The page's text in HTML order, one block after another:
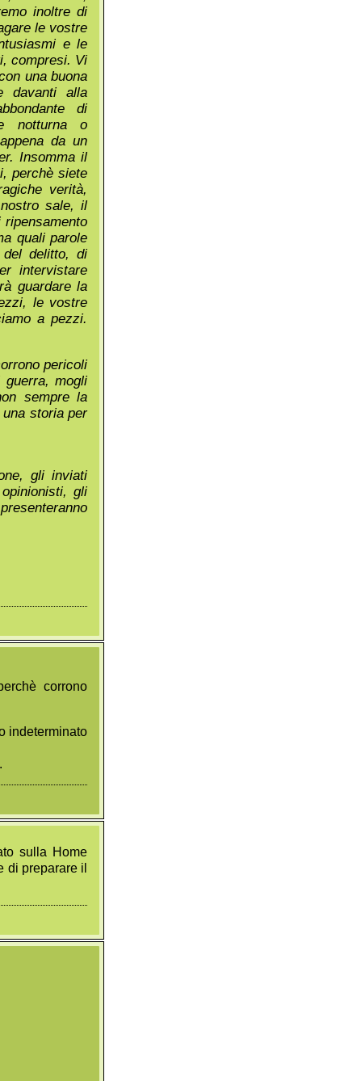
inoltre di
le vostre
e le
compresi. Vi
una buona
davanti alla
di
notturna o
da un
Insomma il
perchè siete
verità,
sale, il
quali parole
delitto, di
intervistare
guardare la
le vostre
a pezzi.
pericoli
mogli
sempre la
storia per
gli inviati
gli
corrono
indeterminato
sulla Home
di preparare il